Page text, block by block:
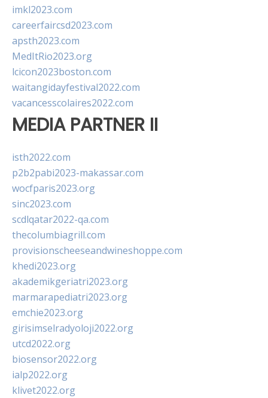
imkl2023.com
careerfaircsd2023.com
apsth2023.com
MedItRio2023.org
lcicon2023boston.com
waitangidayfestival2022.com
vacancesscolaires2022.com
MEDIA PARTNER II
isth2022.com
p2b2pabi2023-makassar.com
wocfparis2023.org
sinc2023.com
scdlqatar2022-qa.com
thecolumbiagrill.com
provisionscheeseandwineshoppe.com
khedi2023.org
akademikgeriatri2023.org
marmarapediatri2023.org
emchie2023.org
girisimselradyoloji2022.org
utcd2022.org
biosensor2022.org
ialp2022.org
klivet2022.org